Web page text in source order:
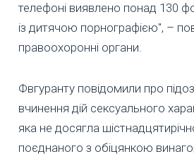
телефоні виявлено понад 130
із дитячою порнографією", –
правоохоронні органи.
Фвгуранту повідомили про
вчинення дій сексуального
яка не досягла
поєднаного з обіцянкою